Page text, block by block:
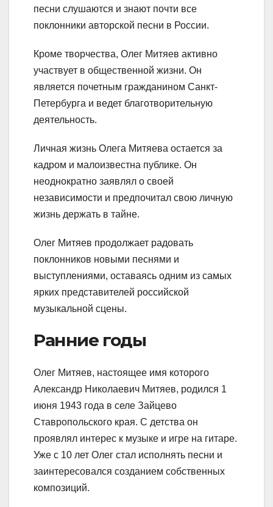
песни слушаются и знают почти все
поклонники авторской песни в России.
Кроме творчества, Олег Митяев активно
участвует в общественной жизни. Он
является почетным гражданином Санкт-
Петербурга и ведет благотворительную
деятельность.
Личная жизнь Олега Митяева остается за
кадром и малоизвестна публике. Он
неоднократно заявлял о своей
независимости и предпочитал свою личную
жизнь держать в тайне.
Олег Митяев продолжает радовать
поклонников новыми песнями и
выступлениями, оставаясь одним из самых
ярких представителей российской
музыкальной сцены.
Ранние годы
Олег Митяев, настоящее имя которого
Александр Николаевич Митяев, родился 1
июня 1943 года в селе Зайцево
Ставропольского края. С детства он
проявлял интерес к музыке и игре на гитаре.
Уже с 10 лет Олег стал исполнять песни и
заинтересовался созданием собственных
композиций.